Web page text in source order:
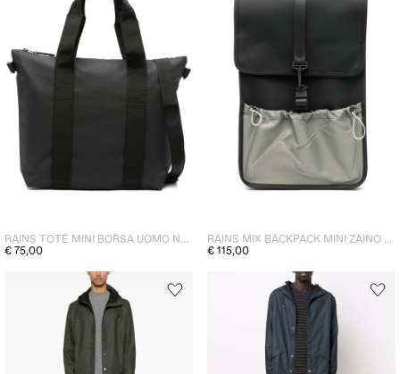
RAINS TOTE MINI BORSA UOMO NERO
€ 75,00
RAINS MIX BACKPACK MINI ZAINO UOMO NERO
€ 115,00